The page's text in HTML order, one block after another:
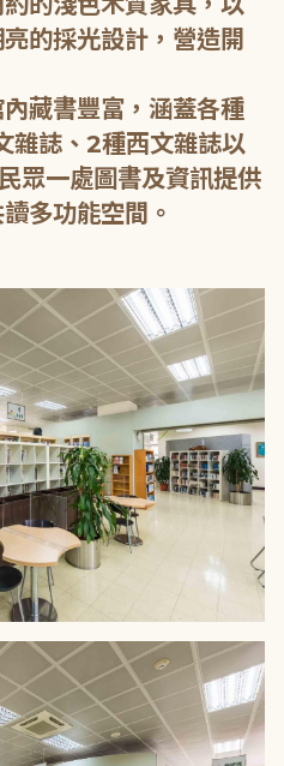
的採光設計，營造開
藏書豐富，涵蓋各種
雜誌、2種西文雜誌以
眾一處圖書及資訊提供